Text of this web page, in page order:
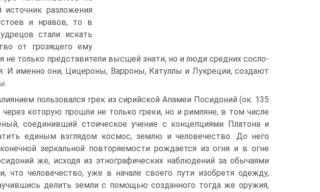
разложения
и нравов, то в
стали искать
от грозящего ему
не только представители высшей знати, но и люди средних сосло­
И именно они, Цицеро­ны, Варроны, Катуллы и Лукреции, создают
пользовался грек из сирийской Апамеи Посидоний (ок. 135
которую прошли не только греки, но и рим­ляне, в том числе
соеди­нивший стоическое учение с концепциями Платона и
единым взглядом космос, землю и человечество. До него
зеркальной повторяемости рождается из огня и в огне
же, исходя из этнографических наблюдений за обычаями
что человечество, уже в начале своего пути изобретя одежду,
делить земли с помощью со­зданного тогда же оружия,